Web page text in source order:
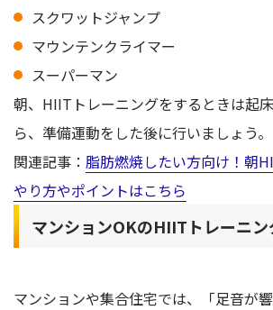
スクワットジャンプ
マウンテンクライマー
スーパーマン
朝、HIITトレーニングをするときは起
ら、準備運動をした後に行いましょう。
関連記事： 脂肪燃焼したい方向け！朝
やり方やポイントはこちら
マンションOKのHIITトレーニン
マンションや集合住宅では、「足音が